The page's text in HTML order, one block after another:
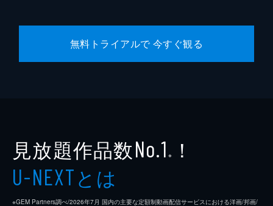
無料トライアルで 今すぐ観る
見放題作品数No.1 ※ ！
U-NEXTとは
※GEM Partners調べ/2026年7⽉ 国内の主要な定額制動画配信サービスにおける洋画/邦画/